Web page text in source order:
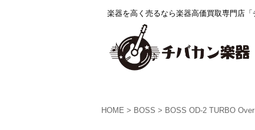
楽器を高く売るなら楽器高価買取専門店
HOME BOSS BOSS OD-2 TURBO